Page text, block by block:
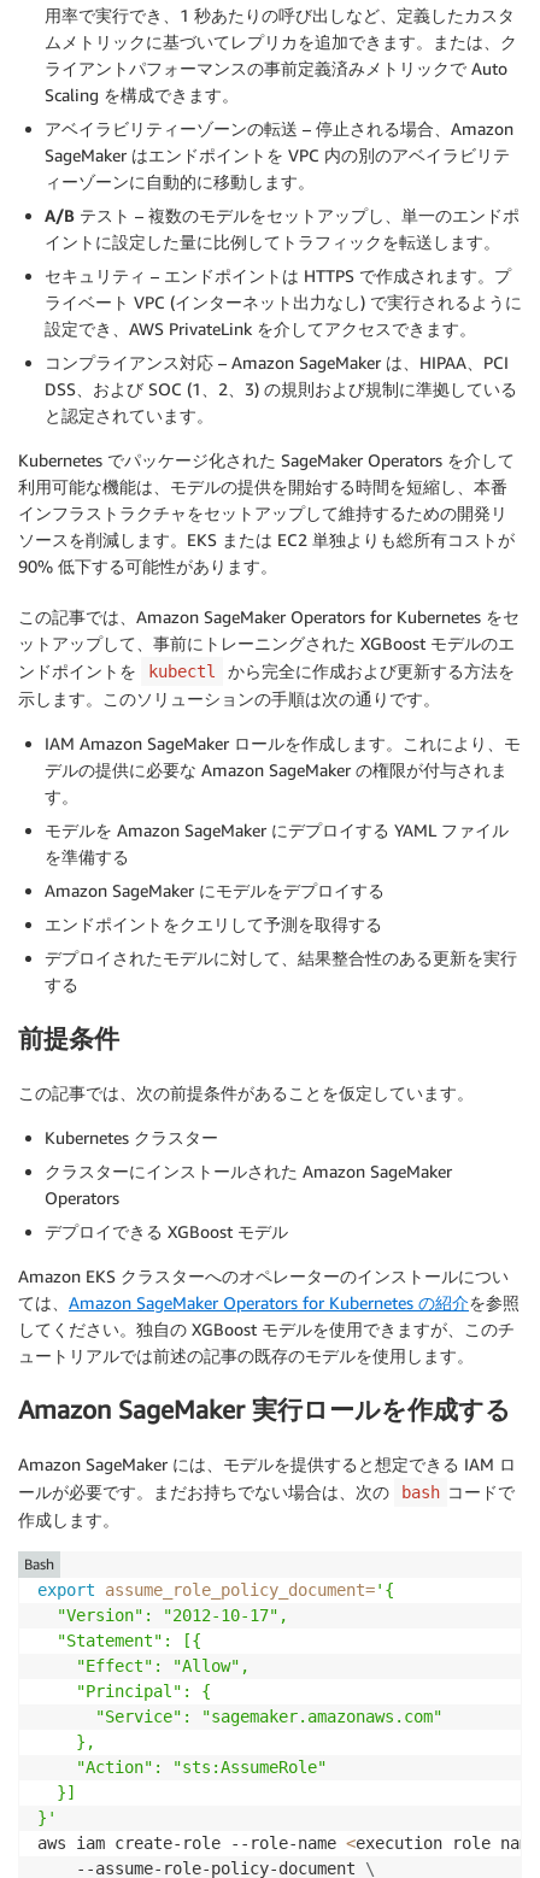
用率で実行でき、1 秒あたりの呼び出しなど、定義したカスタ
ムメトリックに基づいてレプリカを追加できます。または、ク
ライアントパフォーマンスの事前定義済みメトリックで Auto
Scaling を構成できます。
アベイラビリティーゾーンの転送 – 停止される場合、Amazon
SageMaker はエンドポイントを VPC 内の別のアベイラビリテ
ィーゾーンに自動的に移動します。
A/B テスト – 複数のモデルをセットアップし、単一のエンドポ
イントに設定した量に比例してトラフィックを転送します。
セキュリティ – エンドポイントは HTTPS で作成されます。プ
ライベート VPC (インターネット出力なし) で実行されるように
設定でき、AWS PrivateLink を介してアクセスできます。
コンプライアンス対応 – Amazon SageMaker は、HIPAA、PCI
DSS、および SOC (1、2、3) の規則および規制に準拠している
と認定されています。
Kubernetes でパッケージ化された SageMaker Operators を介して
利用可能な機能は、モデルの提供を開始する時間を短縮し、本番
インフラストラクチャをセットアップして維持するための開発リ
ソースを削減します。EKS または EC2 単独よりも総所有コストが
90% 低下する可能性があります。
この記事では、Amazon SageMaker Operators for Kubernetes をセ
ットアップして、事前にトレーニングされた XGBoost モデルのエ
ンドポイントを
kubectl
から完全に作成および更新する方法を
示します。このソリューションの手順は次の通りです。
IAM Amazon SageMaker ロールを作成します。これにより、モ
デルの提供に必要な Amazon SageMaker の権限が付与されま
す。
モデルを Amazon SageMaker にデプロイする YAML ファイル
を準備する
Amazon SageMaker にモデルをデプロイする
エンドポイントをクエリして予測を取得する
デプロイされたモデルに対して、結果整合性のある更新を実行
する
前提条件
この記事では、次の前提条件があることを仮定しています。
Kubernetes クラスター
クラスターにインストールされた Amazon SageMaker
Operators
デプロイできる XGBoost モデル
Amazon EKS クラスターへのオペレーターのインストールについ
ては、 Amazon SageMaker Operators for Kubernetes の紹介を参照
してください。独自の XGBoost モデルを使用できますが、このチ
ュートリアルでは前述の記事の既存のモデルを使用します。
Amazon SageMaker 実行ロールを作成する
Amazon SageMaker には、モデルを提供すると想定できる IAM ロ
ールが必要です。まだお持ちでない場合は、次の
bash コードで
作成します。
export assume_role_policy_document='{
  "Version": "2012-10-17",
  "Statement": [{
    "Effect": "Allow",
    "Principal": {
      "Service": "sagemaker.amazonaws.com"
    },
    "Action": "sts:AssumeRole"
  }]
}'
aws iam create-role --role-name <execution role name
    --assume-role-policy-document
\
Bash